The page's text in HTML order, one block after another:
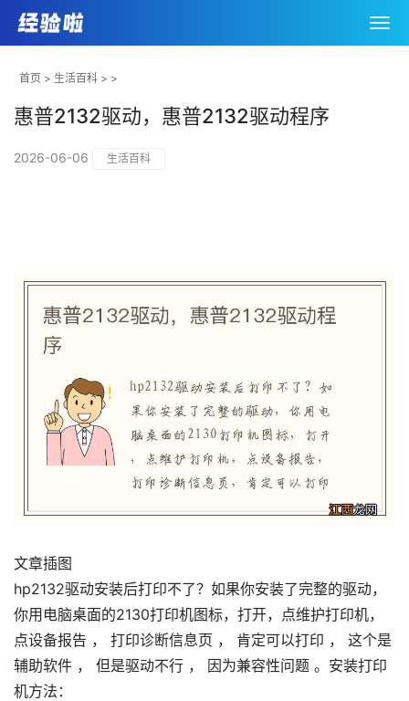
首页 > 生活百科 > >
惠普2132驱动，惠普2132驱动程序
2026-06-06 生活百科
文章插图
hp2132驱动安装后打印不了？如果你安装了完整的驱动，
你用电脑桌面的2130打印机图标，打开，点维护打印机，
点设备报告 ， 打印诊断信息页 ， 肯定可以打印 ， 这个是
辅助软件 ， 但是驱动不行 ， 因为兼容性问题 。安装打印
机方法：